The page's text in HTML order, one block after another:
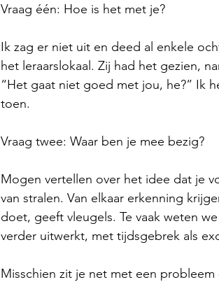
Vraag één: Hoe is het met je?
Ik zag er niet uit en deed al enkele
het leraarslokaal. Zij had het gezien,
“Het gaat niet goed met jou, he?” Ik
toen.
Vraag twee: Waar ben je mee bezig?
Mogen vertellen over het idee dat je
van stralen. Van elkaar erkenning
doet, geeft vleugels. Te vaak weten
verder uitwerkt, met tijdsgebrek als
Misschien zit je net met een